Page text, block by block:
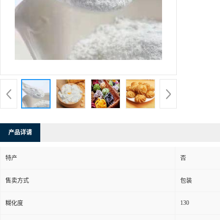
产品详请
特产 否
售卖方式 包装
糊化度 130